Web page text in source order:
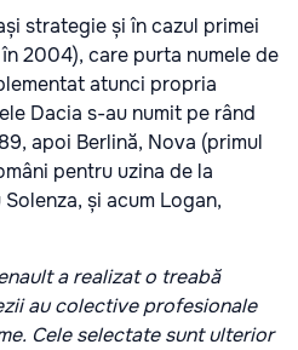
strategie și în cazul primei
2004), care purta numele de
atunci propria
Dacia s-au numit pe rând
apoi Berlină, Nova (primul
pentru uzina de la
și acum Logan,
a realizat o treabă
au colective profesionale
Cele selectate sunt ulterior